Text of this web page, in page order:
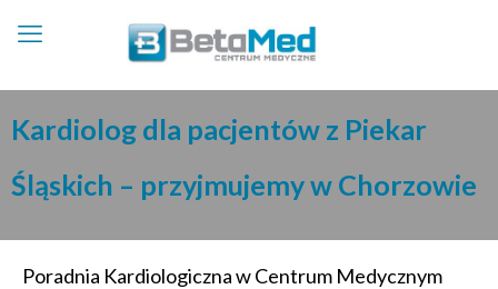
Kardiolog dla pacjentów z Piekar
Śląskich – przyjmujemy w Chorzowie
Poradnia Kardiologiczna w Centrum Medycznym